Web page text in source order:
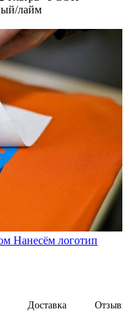
лайм
Нанесём логотип
Доставка Отзывы